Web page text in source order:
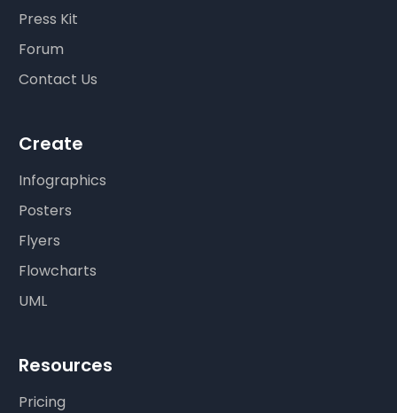
Press Kit
Forum
Contact Us
Create
Infographics
Posters
Flyers
Flowcharts
UML
Resources
Pricing